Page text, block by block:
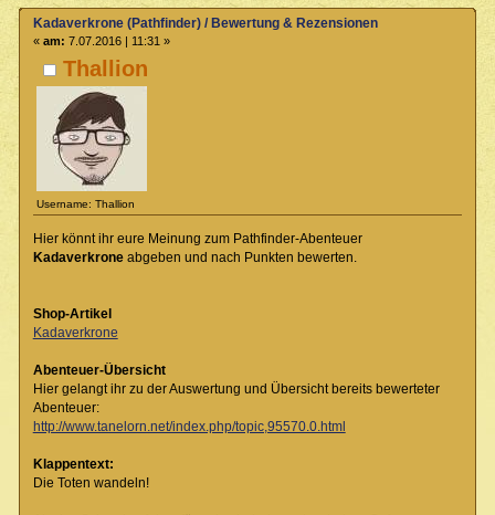
Thallion
Username: Thallion
Kadaverkrone (Pathfinder) / Bewertung & Rezensionen
« am: 7.07.2016 | 11:31 »
Hier könnt ihr eure Meinung zum Pathfinder-Abenteuer
Kadaverkroneabgeben und nach Punkten bewerten.
Shop-Artikel
Kadaverkrone
Abenteuer-Übersicht
Hier gelangt ihr zu der Auswertung und Übersicht bereits bewerteter
Abenteuer:
http://www.tanelorn.net/index.php/topic,95570.0.html
Klappentext:
Die Toten wandeln!